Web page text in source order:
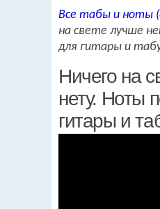
переложения песен
Все табы и ноты
на свете лучше
для гитары и
Ничего на
нету. Ноты
гитары и